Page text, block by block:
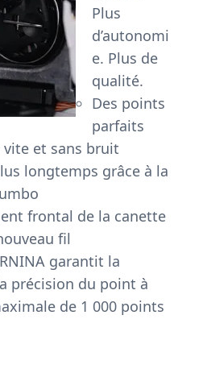
Plus
d’autonomi
e. Plus de
qualité.
Des points
parfaits
vite et sans bruit
longtemps grâce à la
frontal de la canette
fil
garantit la
précision du point à
de 1 000 points